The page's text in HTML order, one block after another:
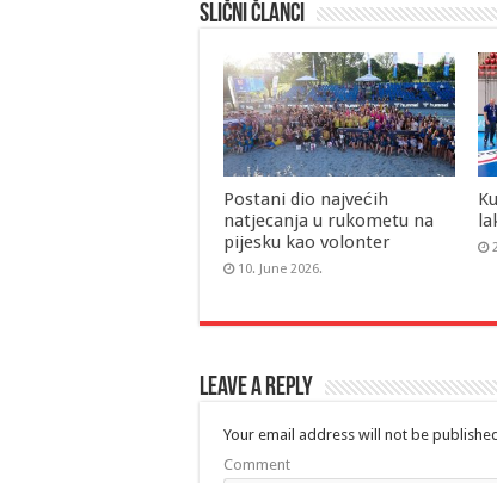
Slični članci
Postani dio najvećih
natjecanja u rukometu na
pijesku kao volonter
10. June 2026.
Leave a Reply
Your email address will not be
Comment